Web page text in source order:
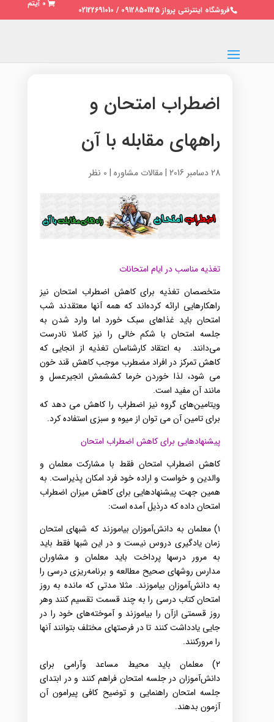
فروشگاه اینترنتی پرواز 09128501125 / 02122691010
0 آیتم
اضطراب‌ امتحان‌ و
راههای‌ مقابله‌ با آن
28 دسامبر 2016 |مقالات مشاوره| 0 نظر
تغذیه‌ مناسب‌ در ایام‌ امتحانات‌
متخصصان تغذیه‌ برای‌ کاهش‌ اضطراب‌ امتحان نیز
راهکارهایی‌ ارائه‌ کرده‌اند که‌ همه‌ آنها معتقدند شب‌
امتحان باید غذاهای‌ سبک‌ خورد اما وارد شدن‌ به‌
جلسه‌ امتحان با شکم‌ خالی‌ را نیز کاملا نادرست‌
می‌دانند. ‌ به‌ اعتقاد کارشناسان تغذیه‌‌ از انجایی‌ که‌
کاهش‌ تمرکز در افراد مضطرب‌‌ موجب‌ کاهش‌ قند خون‌
می‌ شود، لذا خوردن‌ خرما ‌کششمش‌‌ انجیرعسل‌ و
مانند آن مفید است‌.
ویتامین‌های‌ گروه‌ نیز اضطراب‌ را کاهش‌ می‌ دهد که‌
برای‌ تامین‌ آن می‌ توان از میوه‌ و سبزی‌ استفاده‌ کرد.
پیشنهادهایی‌ برای‌ کاهش‌ اضطراب‌ امتحان
کاهش‌ اضطراب‌ امتحان فقط با مشارکت‌ معلمان و
والدین‌ و خواست‌ و اراده‌ خود فرد امکان پذیراست. به‌
همین‌ جهت‌ پیشنهادهایی‌ برای‌ کاهش‌ میزان اضطراب‌
امتحان داده‌ که‌ درذیل‌ آمده‌ است‌:
۱) معلمان به‌ دانش‌آموزان بیاموزند که‌ شبهای‌ امتحان‌
زمان یادگیری‌ دروس‌ نیست‌ و در این‌ شبها فقط باید
به‌ مرور درسها پرداخت‌‌ باید معلمان و مشاوران
مدارس‌ روشهای‌ صحیح‌ مطالعه‌ و برنامه‌ریزی‌ درسی‌ را
به‌ دانش‌آموزان بیاموزند.‌ مثلا مدتی‌ که‌ مانده‌ به‌ روز
امتحان‌ کتاب‌ درسی‌ را به‌ چند قسمت‌ تقسیم‌ کنند وهر
روز قسمتی‌ ازآن را بیاموزند و آموخته‌های‌ خود را در
جایی‌ یادداشت‌ کنند تا در فرصتهای‌ مختلف‌ بتوانند آنها
را مرورکنند.
۲) معلمان باید محیط مساعد وآرامی‌ برای‌
دانش‌آموزان در جلسه‌ امتحان فراهم‌ کنند و در ابتدای‌
جلسه‌ امتحان‌ راهنمایی‌ و توضیح‌ کافی‌ پیرامون‌ آن
آزمون‌ بدهند.